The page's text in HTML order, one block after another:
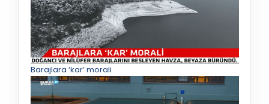
Barajlara ‘kar’ morali